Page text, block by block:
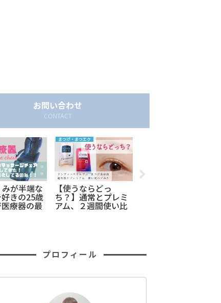
お問い合わせ
CONTACT
が半端な
きの25歳
療器の最
ジチェア
まつげ・まつエク
【使うならどっ
ち？】通常とプレミ
アム、２週間使い比
プロフィール